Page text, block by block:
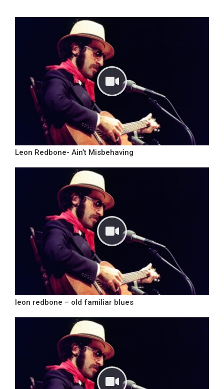
Leon Redbone- Ain’t Misbehaving
leon redbone – old familiar blues